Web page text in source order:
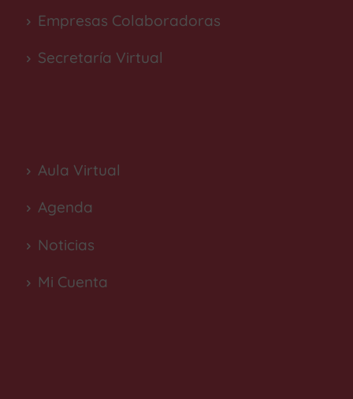
Empresas Colaboradoras
Secretaría Virtual
Aula Virtual
Agenda
Noticias
Mi Cuenta